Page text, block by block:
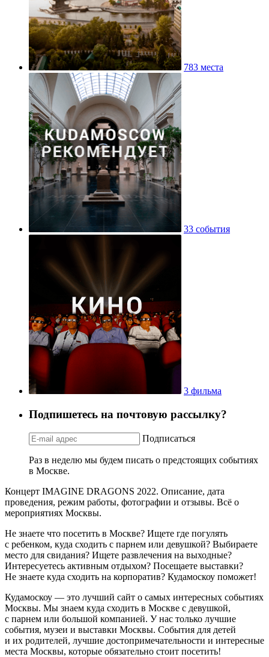
783 места
33 события
3 фильма
Подпишетесь на почтовую рассылку?
Подписаться
Раз в неделю мы будем писать о предстоящих событиях
в Москве.
Концерт IMAGINE DRAGONS 2022. Описание, дата
проведения, режим работы, фотографии и отзывы. Всё о
мероприятиях Москвы.
Не знаете что посетить в Москве? Ищете где погулять
с ребенком, куда сходить с парнем или девушкой? Выбираете
место для свидания? Ищете развлечения на выходные?
Интересуетесь активным отдыхом? Посещаете выставки?
Не знаете куда сходить на корпоратив? Кудамоскоу поможет!
Кудамоскоу — это лучший сайт о самых интересных событиях
Москвы. Мы знаем куда сходить в Москве с девушкой,
с парнем или большой компанией. У нас только лучшие
события, музеи и выставки Москвы. События для детей
и их родителей, лучшие достопримечательности и интересные
места Москвы, которые обязательно стоит посетить!